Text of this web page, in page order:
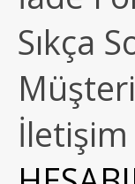
Sıkça
İletişim